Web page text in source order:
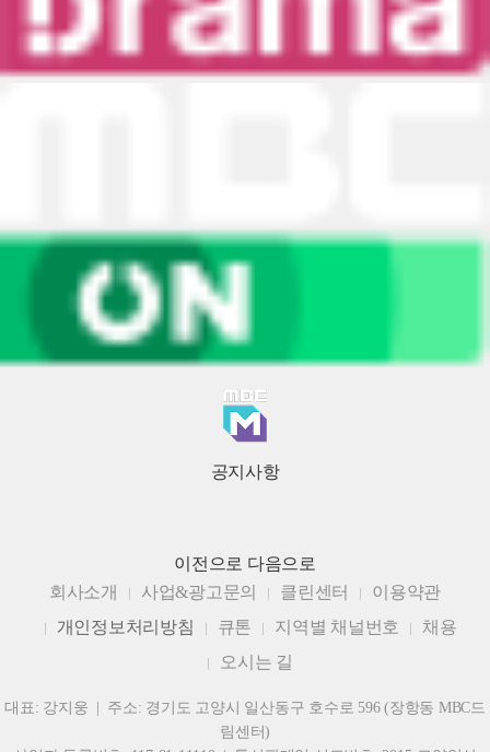
공지사항
이전으로 다음으로
회사소개
사업&광고문의 클린센터
이용약관
개인정보처리방침
큐톤 지역별 채널번호
채용
오시는 길
대표: 강지웅 | 주소: 경기도 고양시 일산동구 호수로 596 (장항동 MBC드
림센터)